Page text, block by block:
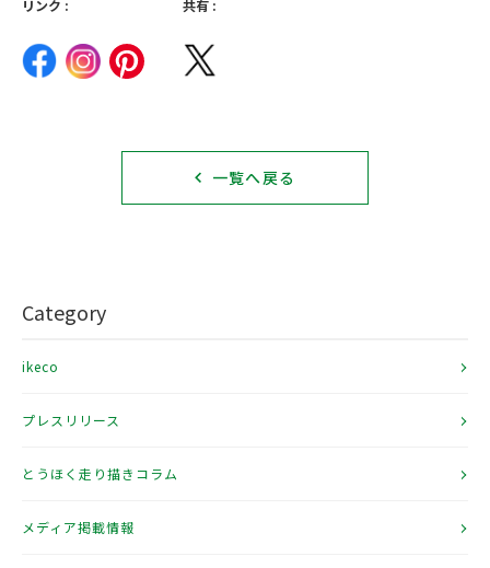
リンク : 共有 :
一覧へ戻る
Category
ikeco
プレスリリース
とうほく走り描きコラム
メディア掲載情報